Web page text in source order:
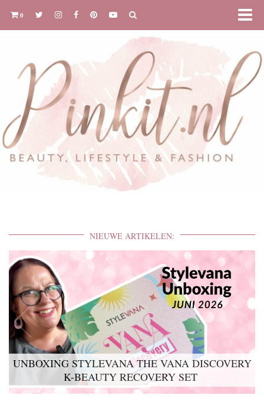
0
NIEUWE ARTIKELEN:
UNBOXING STYLEVANA THE VANA DISCOVERY
K-BEAUTY RECOVERY SET